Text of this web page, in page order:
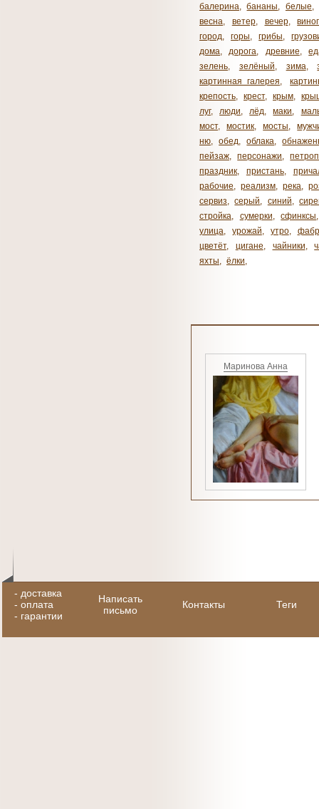
балерина, бананы, белые,
весна, ветер, вечер,
город, горы, грибы,
дома, дорога, древние,
зелень, зелёный, зима,
картинная галерея,
крепость, крест, крым,
луг, люди, лёд, маки,
мост, мостик, мосты,
ню, обед, облака,
пейзаж, персонажи,
праздник, пристань,
рабочие, реализм, река,
сервиз, серый, синий,
стройка, сумерки, сфинксы
улица, урожай, утро,
цветёт, цигане, чайники,
яхты, ёлки,
Маринова Анна
- доставка
- оплата
- гарантии
Написать
письмо
Контакты Теги